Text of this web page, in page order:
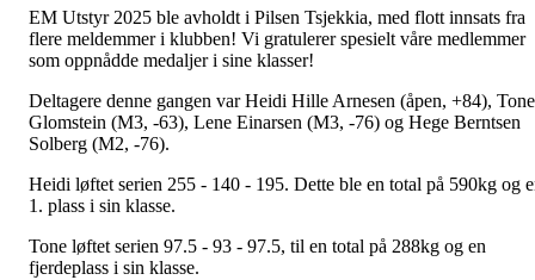
EM Utstyr 2025 ble avholdt i Pilsen Tsjekkia, med flott innsats fra
flere meldemmer i klubben! Vi gratulerer spesielt våre medlemmer
som oppnådde medaljer i sine klasser!
Deltagere denne gangen var Heidi Hille Arnesen (åpen, +84), Tone
Glomstein (M3, -63), Lene Einarsen (M3, -76) og Hege Berntsen
Solberg (M2, -76).
Heidi løftet serien 255 - 140 - 195. Dette ble en total på 590kg og
1. plass i sin klasse.
Tone løftet serien 97.5 - 93 - 97.5, til en total på 288kg og en
fjerdeplass i sin klasse.